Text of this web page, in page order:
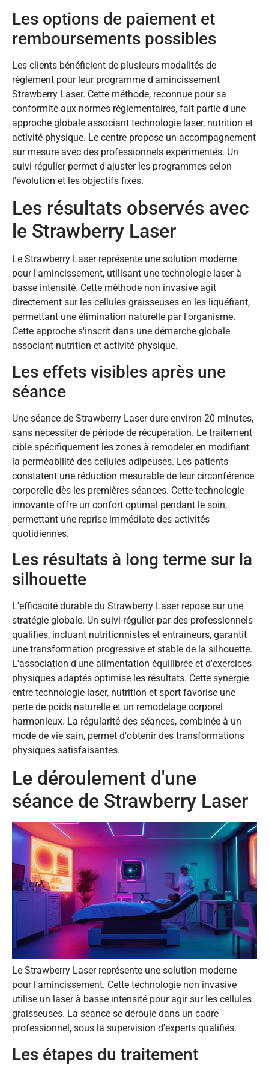
Les options de paiement et
remboursements possibles
Les clients bénéficient de plusieurs modalités de
règlement pour leur programme d'amincissement
Strawberry Laser. Cette méthode, reconnue pour sa
conformité aux normes réglementaires, fait partie d'une
approche globale associant technologie laser, nutrition et
activité physique. Le centre propose un accompagnement
sur mesure avec des professionnels expérimentés. Un
suivi régulier permet d'ajuster les programmes selon
l'évolution et les objectifs fixés.
Les résultats observés avec
le Strawberry Laser
Le Strawberry Laser représente une solution moderne
pour l'amincissement, utilisant une technologie laser à
basse intensité. Cette méthode non invasive agit
directement sur les cellules graisseuses en les liquéfiant,
permettant une élimination naturelle par l'organisme.
Cette approche s'inscrit dans une démarche globale
associant nutrition et activité physique.
Les effets visibles après une
séance
Une séance de Strawberry Laser dure environ 20 minutes,
sans nécessiter de période de récupération. Le traitement
cible spécifiquement les zones à remodeler en modifiant
la perméabilité des cellules adipeuses. Les patients
constatent une réduction mesurable de leur circonférence
corporelle dès les premières séances. Cette technologie
innovante offre un confort optimal pendant le soin,
permettant une reprise immédiate des activités
quotidiennes.
Les résultats à long terme sur la
silhouette
L'efficacité durable du Strawberry Laser repose sur une
stratégie globale. Un suivi régulier par des professionnels
qualifiés, incluant nutritionnistes et entraîneurs, garantit
une transformation progressive et stable de la silhouette.
L'association d'une alimentation équilibrée et d'exercices
physiques adaptés optimise les résultats. Cette synergie
entre technologie laser, nutrition et sport favorise une
perte de poids naturelle et un remodelage corporel
harmonieux. La régularité des séances, combinée à un
mode de vie sain, permet d'obtenir des transformations
physiques satisfaisantes.
Le déroulement d'une
séance de Strawberry Laser
Le Strawberry Laser représente une solution moderne
pour l'amincissement. Cette technologie non invasive
utilise un laser à basse intensité pour agir sur les cellules
graisseuses. La séance se déroule dans un cadre
professionnel, sous la supervision d'experts qualifiés.
Les étapes du traitement